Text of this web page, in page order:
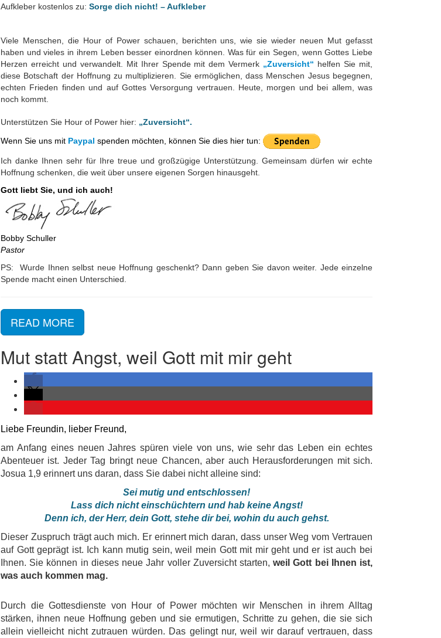
Aufkleber kostenlos zu: Sorge dich nicht! – Aufkleber
Viele Menschen, die Hour of Power schauen, berichten uns, wie sie wieder neuen Mut gefasst
haben und vieles in ihrem Leben besser einordnen können. Was für ein Segen, wenn Gottes Liebe
Herzen erreicht und verwandelt. Mit Ihrer Spende mit dem Vermerk „Zuversicht“ helfen Sie mit,
diese Botschaft der Hoffnung zu multiplizieren. Sie ermöglichen, dass Menschen Jesus begegnen,
echten Frieden finden und auf Gottes Versorgung vertrauen. Heute, morgen und bei allem, was
noch kommt.
Unterstützen Sie Hour of Power hier: „Zuversicht“.
Wenn Sie uns mit Paypal spenden möchten, können Sie dies hier tun:
Ich danke Ihnen sehr für Ihre treue und großzügige Unterstützung. Gemeinsam dürfen wir echte
Hoffnung schenken, die weit über unsere eigenen Sorgen hinausgeht.
Gott liebt Sie, und ich auch!
Bobby Schuller
Pastor
PS: Wurde Ihnen selbst neue Hoffnung geschenkt? Dann geben Sie davon weiter. Jede einzelne
Spende macht einen Unterschied.
READ MORE
Mut statt Angst, weil Gott mit mir geht
Liebe Freundin, lieber Freund,
am Anfang eines neuen Jahres spüren viele von uns, wie sehr das Leben ein echtes
Abenteuer ist. Jeder Tag bringt neue Chancen, aber auch Herausforderungen mit sich.
Josua 1,9 erinnert uns daran, dass Sie dabei nicht alleine sind:
Sei mutig und entschlossen!
Lass dich nicht einschüchtern und hab keine Angst!
Denn ich, der Herr, dein Gott, stehe dir bei, wohin du auch gehst.
Dieser Zuspruch trägt auch mich. Er erinnert mich daran, dass unser Weg vom Vertrauen
auf Gott geprägt ist. Ich kann mutig sein, weil mein Gott mit mir geht und er ist auch bei
Ihnen. Sie können in dieses neue Jahr voller Zuversicht starten,weil Gott bei Ihnen ist,
was auch kommen mag.
Durch die Gottesdienste von Hour of Power möchten wir Menschen in ihrem Alltag
stärken, ihnen neue Hoffnung geben und sie ermutigen, Schritte zu gehen, die sie sich
allein vielleicht nicht zutrauen würden. Das gelingt nur, weil wir darauf vertrauen, dass